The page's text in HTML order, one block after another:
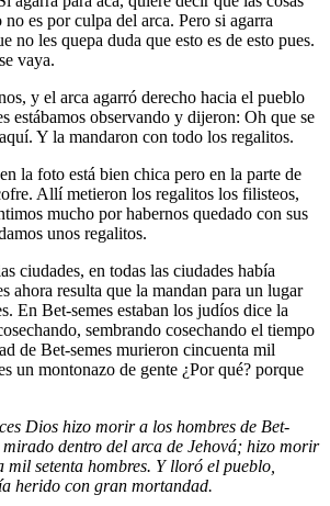
no es por culpa del arca. Pero si agarra
no les quepa duda que esto es de esto pues.
vaya.
y el arca agarró derecho hacia el pueblo
estábamos observando y dijeron: Oh que se
Y la mandaron con todo los regalitos.
la foto está bien chica pero en la parte de
Allí metieron los regalitos los filisteos,
mucho por habernos quedado con sus
unos regalitos.
ciudades, en todas las ciudades había
ahora resulta que la mandan para un lugar
En Bet-semes estaban los judíos dice la
sembrando cosechando el tiempo
de Bet-semes murieron cincuenta mil
un montonazo de gente ¿Por qué? porque
Dios hizo morir a los hombres de Bet-
dentro del arca de Jehová; hizo morir
mil setenta hombres. Y lloró el pueblo,
herido con gran mortandad.